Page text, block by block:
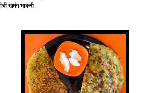
खमंग भाकरी